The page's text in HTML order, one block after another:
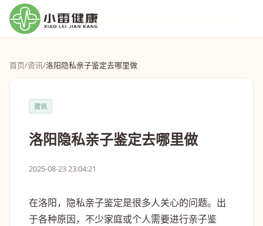
首页/资讯/洛阳隐私亲子鉴定去哪里做
资讯
洛阳隐私亲子鉴定去哪里做
2025-08-23 23:04:21
在洛阳，隐私亲子鉴定是很多人关心的问题。出
于各种原因，不少家庭或个人需要进行亲子鉴